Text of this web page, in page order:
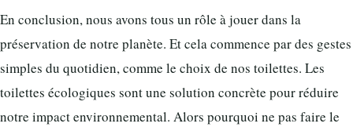
En conclusion, nous avons tous un rôle à jouer dans la
préservation de notre planète. Et cela commence par des gestes
simples du quotidien, comme le choix de nos toilettes. Les
toilettes écologiques sont une solution concrète pour réduire
notre impact environnemental. Alors pourquoi ne pas faire le